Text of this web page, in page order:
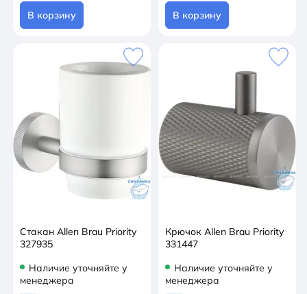
В корзину В корзину
Стакан Allen Brau Priority
327935
Наличие уточняйте у
менеджера
Крючок Allen Brau Priority
331447
Наличие уточняйте у
менеджера